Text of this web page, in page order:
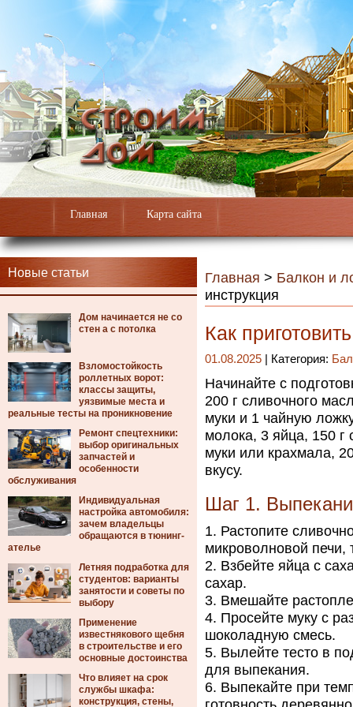
Главная Карта сайта
Новые статьи
Дом начинается не со
стен а с потолка
Взломостойкость
роллетных ворот:
классы защиты,
уязвимые места и
реальные тесты на проникновение
Ремонт спецтехники:
выбор оригинальных
запчастей и
особенности
обслуживания
Индивидуальная
настройка автомобиля:
зачем владельцы
обращаются в тюнинг-
ателье
Летняя подработка для
студентов: варианты
занятости и советы по
выбору
Применение
известнякового щебня
в строительстве и его
основные достоинства
Что влияет на срок
службы шкафа:
конструкция, стены,
Главная > Балкон и
инструкция
Как
01.08.2025 | Категория:
Начинайте с
200 г сливочного
муки и 1 чайную
молока, 3 яйца, 150 г
муки или крахмала,
вкусу.
Шаг 1.
Растопите
микроволновой
Взбейте яйца с
сахар.
Вмешайте
Просейте муку с
шоколадную смесь.
Вылейте тесто в
для выпекания.
Выпекайте при